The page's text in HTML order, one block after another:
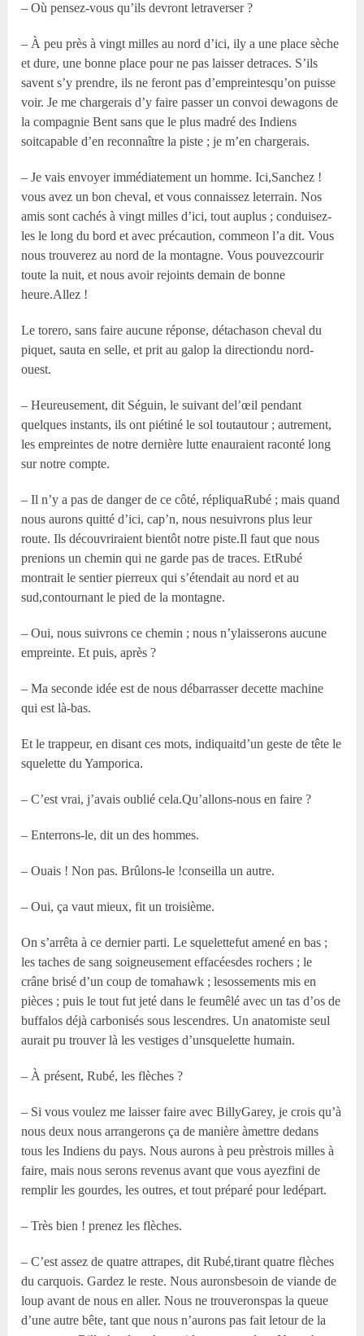
– Où pensez-vous qu’ils devront letraverser ?
– À peu près à vingt milles au nord d’ici, ily a une place sèche
et dure, une bonne place pour ne pas laisser detraces. S’ils
savent s’y prendre, ils ne feront pas d’empreintesqu’on puisse
voir. Je me chargerais d’y faire passer un convoi dewagons de
la compagnie Bent sans que le plus madré des Indiens
soitcapable d’en reconnaître la piste ; je m’en chargerais.
– Je vais envoyer immédiatement un homme. Ici,Sanchez !
vous avez un bon cheval, et vous connaissez leterrain. Nos
amis sont cachés à vingt milles d’ici, tout auplus ; conduisez-
les le long du bord et avec précaution, commeon l’a dit. Vous
nous trouverez au nord de la montagne. Vous pouvezcourir
toute la nuit, et nous avoir rejoints demain de bonne
heure.Allez !
Le torero, sans faire aucune réponse, détachason cheval du
piquet, sauta en selle, et prit au galop la directiondu nord-
ouest.
– Heureusement, dit Séguin, le suivant del’œil pendant
quelques instants, ils ont piétiné le sol toutautour ; autrement,
les empreintes de notre dernière lutte enauraient raconté long
sur notre compte.
– Il n’y a pas de danger de ce côté, répliquaRubé ; mais quand
nous aurons quitté d’ici, cap’n, nous nesuivrons plus leur
route. Ils découvriraient bientôt notre piste.Il faut que nous
prenions un chemin qui ne garde pas de traces. EtRubé
montrait le sentier pierreux qui s’étendait au nord et au
sud,contournant le pied de la montagne.
– Oui, nous suivrons ce chemin ; nous n’ylaisserons aucune
empreinte. Et puis, après ?
– Ma seconde idée est de nous débarrasser decette machine
qui est là-bas.
Et le trappeur, en disant ces mots, indiquaitd’un geste de tête le
squelette du Yamporica.
– C’est vrai, j’avais oublié cela.Qu’allons-nous en faire ?
– Enterrons-le, dit un des hommes.
– Ouais ! Non pas. Brûlons-le !conseilla un autre.
– Oui, ça vaut mieux, fit un troisième.
On s’arrêta à ce dernier parti. Le squelettefut amené en bas ;
les taches de sang soigneusement effacéesdes rochers ; le
crâne brisé d’un coup de tomahawk ; lesossements mis en
pièces ; puis le tout fut jeté dans le feumêlé avec un tas d’os de
buffalos déjà carbonisés sous lescendres. Un anatomiste seul
aurait pu trouver là les vestiges d’unsquelette humain.
– À présent, Rubé, les flèches ?
– Si vous voulez me laisser faire avec BillyGarey, je crois qu’à
nous deux nous arrangerons ça de manière àmettre dedans
tous les Indiens du pays. Nous aurons à peu prèstrois milles à
faire, mais nous serons revenus avant que vous ayezfini de
remplir les gourdes, les outres, et tout préparé pour ledépart.
– Très bien ! prenez les flèches.
– C’est assez de quatre attrapes, dit Rubé,tirant quatre flèches
du carquois. Gardez le reste. Nous auronsbesoin de viande de
loup avant de nous en aller. Nous ne trouveronspas la queue
d’une autre bête, tant que nous n’aurons pas fait letour de la